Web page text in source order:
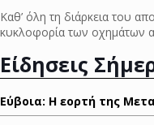
Καθ’ όλη τη διάρκεια του
κυκλοφορία των οχημάτων
Είδησεις
Εύβοια: Η εορτή της